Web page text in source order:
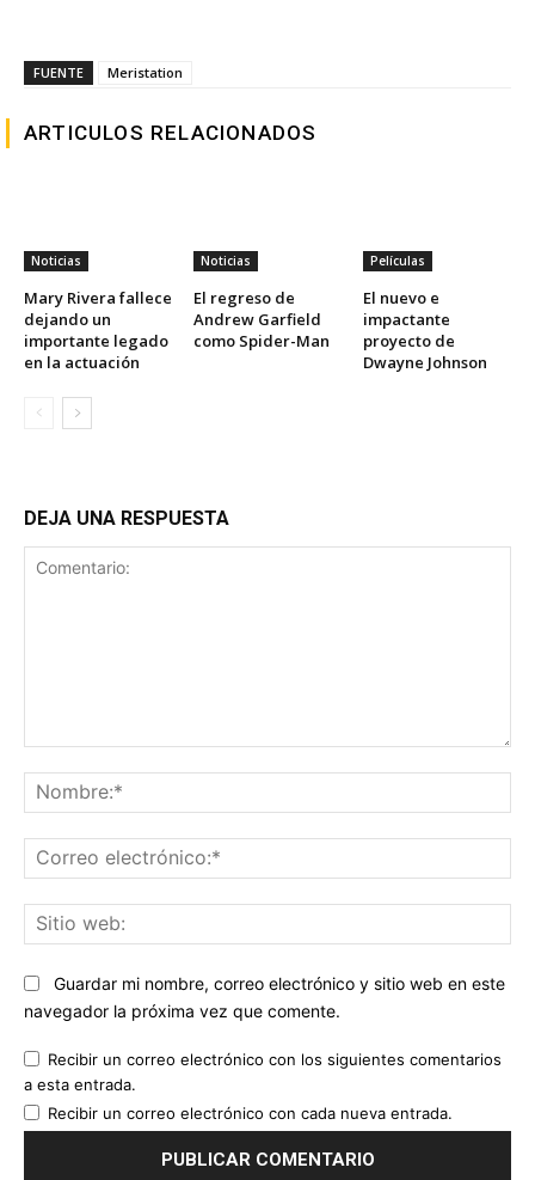
FUENTE Meristation
ARTICULOS RELACIONADOS
Noticias
Mary Rivera fallece
dejando un
importante legado
en la actuación
Noticias
El regreso de
Andrew Garfield
como Spider-Man
Películas
El nuevo e
impactante
proyecto de
Dwayne Johnson
DEJA UNA RESPUESTA
Guardar mi nombre, correo electrónico y sitio web en este
navegador la próxima vez que comente.
Recibir un correo electrónico con los siguientes comentarios
a esta entrada.
Recibir un correo electrónico con cada nueva entrada.